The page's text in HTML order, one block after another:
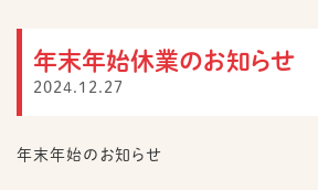
ら
お
問
合
わ
年末年始休業のお知らせ
2024.12.27
年末年始のお知らせ